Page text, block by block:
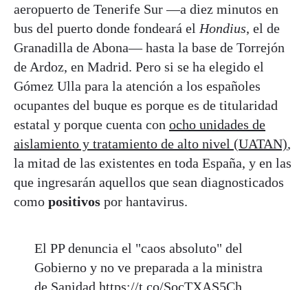
aeropuerto de Tenerife Sur —a diez minutos en
bus del puerto donde fondeará el Hondius, el de
Granadilla de Abona— hasta la base de Torrejón
de Ardoz, en Madrid. Pero si se ha elegido el
Gómez Ulla para la atención a los españoles
ocupantes del buque es porque es de titularidad
estatal y porque cuenta con ocho unidades de
aislamiento y tratamiento de alto nivel (UATAN),
la mitad de las existentes en toda España, y en las
que ingresarán aquellos que sean diagnosticados
como positivos por hantavirus.
El PP denuncia el "caos absoluto" del
Gobierno y no ve preparada a la ministra
de Sanidad https://t.co/SocTXAS5Ch